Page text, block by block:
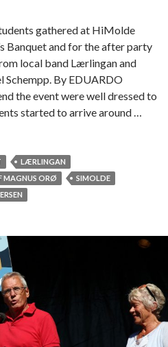
gathered at HiMolde
Banquet and for the after party
local band Lærlingan and
By EDUARDO
the event were well dressed to
started to arrive around …
LÆRLINGAN
MAGNUS ORØ
SIMOLDE